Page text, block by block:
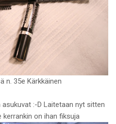
n. 35e Kärkkäinen
:-D Laitetaan nyt sitten
on ihan fiksuja